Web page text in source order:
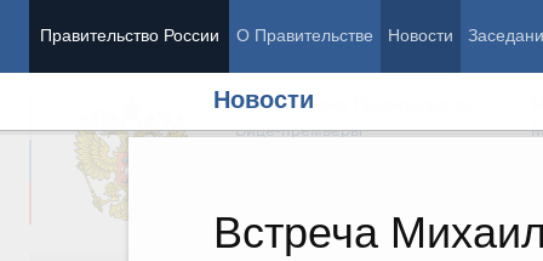
Правительство России О Правительстве Новости
Новости
Встреча
Председатель Правительства
Вице-премьеры